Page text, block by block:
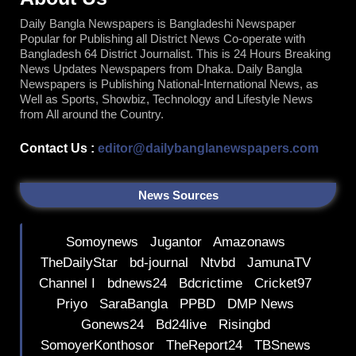
o
o
k
e
r
b
e
Daily Bangla Newspapers is Bangladeshi Newspaper
Popular for Publishing all District News Co-operate with
Bangladesh 64 District Journalist. This is 24 Hours Breaking
News Updates Newspapers from Dhaka. Daily Bangla
Newspapers is Publishing National-International News, as
Well as Sports, Showbiz, Technology and Lifestyle News
from All around the Country.
Contact Us : editor@dailybanglanewspapers.com
News Sources
Somoynews Jugantor
Amazonaws
TheDailyStar
bd-journal Ntvbd
JamunaTV
Channel I
bdnews24 Bdcrictime
Cricket97
Priyo
SaraBangla PPBD
DMP News
Gonews24
Bd24live
Risingbd
SomoyerKonthosor
TheReport24 TBSnews